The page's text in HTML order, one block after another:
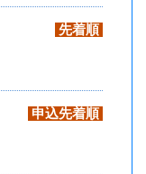
先着順
申込先着順